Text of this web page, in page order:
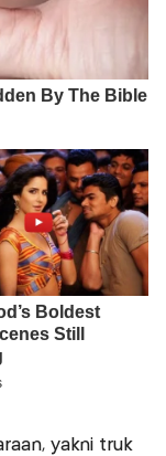
yakni truk